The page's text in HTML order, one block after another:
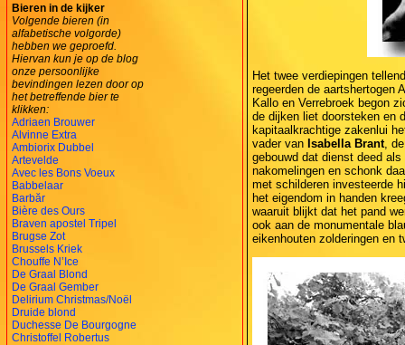
Bieren in de kijker
Volgende bieren (in
alfabetische volgorde)
hebben we geproefd.
Hiervan kun je op de blog
onze persoonlijke
bevindingen lezen door op
het betreffende bier te
klikken:
Adriaen Brouwer
Alvinne Extra
Ambiorix Dubbel
Artevelde
Avec les Bons Voeux
Babbelaar
Barbăr
Bière des Ours
Braven apostel Tripel
Brugse Zot
Brussels Kriek
Chouffe N’Ice
De Graal Blond
De Graal Gember
Delirium Christmas/Noël
Druide blond
Duchesse De Bourgogne
Christoffel Robertus
Het twee verdiepingen
regeerden de aartshertogen
Kallo en Verrebroek begon
de dijken liet doorsteken en
kapitaalkrachtige zakenlui
vader van Isabella Brant,
gebouwd dat dienst deed
nakomelingen en schonk
met schilderen investeerde
het eigendom in handen
waaruit blijkt dat het pand
ook aan de monumentale
eikenhouten zolderingen en